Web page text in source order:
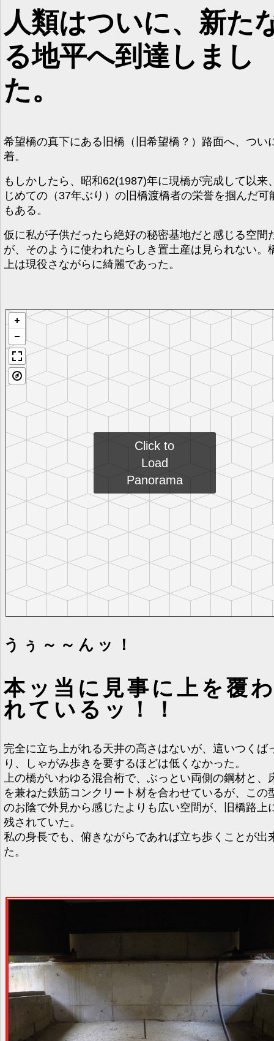
人類はついに、新た
る地平へ到達しまし
た。
希望橋の真下にある旧橋（旧希望橋？）路面へ、つい
着。
もしかしたら、昭和62(1987)年に現橋が完成して以来
じめての（37年ぶり）の旧橋渡橋者の栄誉を掴んだ可
もある。
仮に私が子供だったら絶好の秘密基地だと感じる空間
が、そのように使われたらしき置土産は見られない。
上は現役さながらに綺麗であった。
うぅ～～んッ！
本ッ当に見事に上を覆
れているッ！！
完全に立ち上がれる天井の高さはないが、這いつくば
り、しゃがみ歩きを要するほどは低くなかった。
上の橋がいわゆる混合桁で、ぶっとい両側の鋼材と、
を兼ねた鉄筋コンクリート材を合わせているが、この
のお陰で外見から感じたよりも広い空間が、旧橋路上
残されていた。
私の身長でも、俯きながらであれば立ち歩くことが出
た。